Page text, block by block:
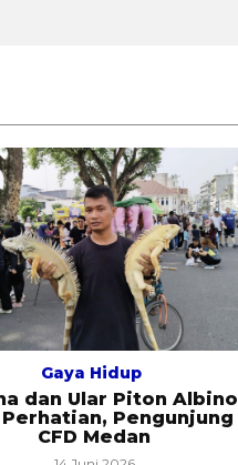
Gaya Hidup
dan Ular Piton Albino
Pengunjung
CFD Medan